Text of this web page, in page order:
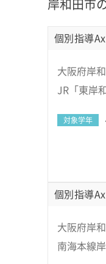
岸和田市
個別指導
大阪府岸
JR「東岸
対象学年
個別指導
大阪府岸
南海本線